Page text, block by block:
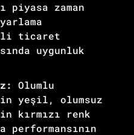
piyasa zaman
ticaret
uygunluk
Olumlu
yeşil, olumsuz
kırmızı renk
performansının